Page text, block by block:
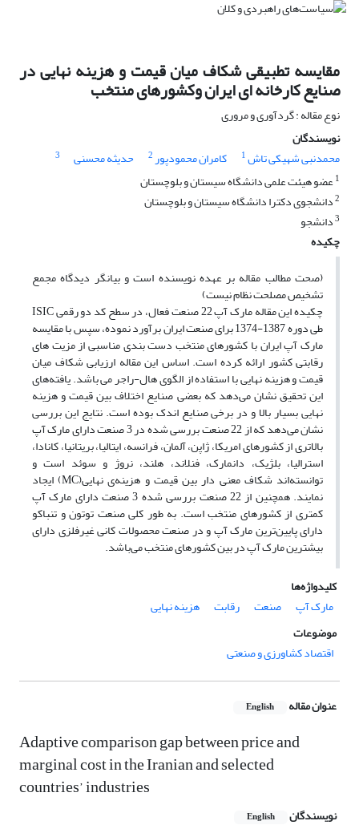
مقایسه تطبیقی شکاف میان قیمت و هزینه نهایی در
صنایع کارخانه ای ایران وکشورهای منتخب
نوع مقاله : گردآوری و مروری
نویسندگان
محمدنبی شهیکی تاش1 کامران محمودپور2 حدیثه محسنی
3
1عضو هیئت علمی دانشگاه سیستان و بلوچستان
2دانشجوی دکترا دانشگاه سیستان و بلوچستان
3دانشجو
چکیده
(صحت مطالب مقاله بر عهده نویسنده است و بیانگر دیدگاه مجمع
تشخیص مصلحت نظام نیست)
چکیده این مقاله مارک آپ 22 صنعت فعال، در سطح کد دو رقمی ISIC
طی دوره 1387-1374 برای صنعت ایران برآورد نموده، سپس با مقایسه
مارک آپ ایران با کشورهای منتخب دست بندی مناسبی از مزیت های
رقابتی کشور ارائه کرده است. اساس این مقاله ارزیابی شکاف میان
قیمت و هزینه نهایی با استفاده از الگوی هال-راجر می باشد. یافته‌های
این تحقیق نشان می‌دهد که بعضی صنایع اختلاف بین قیمت و هزینه
نهایی بسیار بالا و در برخی صنایع اندک بوده است. نتایج این بررسی
نشان می‌دهد که از 22 صنعت بررسی شده در 3 صنعت دارای مارک آپ
بالاتری از کشورهای امریکا، ژاپن، آلمان، فرانسه، ایتالیا، بریتانیا، کانادا،
استرالیا، بلژیک، دانمارک، فنلاند، هلند، نروژ و سوئد است و
توانسته‌اند شکاف معنی دار بین قیمت و هزینه‌ی نهایی(MC) ایجاد
نمایند. همچنین از 22 صنعت بررسی شده 3 صنعت دارای مارک آپ
کمتری از کشورهای منتخب است. به طور کلی صنعت توتون و تنباکو
دارای پایین‌ترین مارک آپ و در صنعت محصولات کانی غیرفلزی دارای
بیشترین مارک آپ در بین کشورهای منتخب می‌باشد.
کلیدواژه‌ها
مارک آپ
صنعت رقابت
هزینه نهایی
موضوعات
اقتصاد کشاورزی و صنعتی
عنوان مقاله English
Adaptive comparison gap between price and
marginal cost in the Iranian and selected
countries’ industries
نویسندگان English